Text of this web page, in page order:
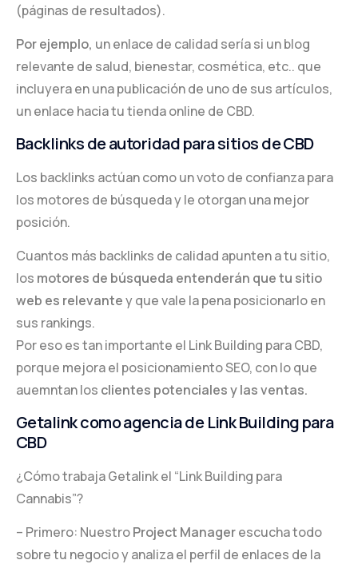
(páginas de resultados).
Por ejemplo, un enlace de calidad sería si un blog
relevante de salud, bienestar, cosmética, etc.. que
incluyera en una publicación de uno de sus artículos,
un enlace hacia tu tienda online de CBD.
Backlinks de autoridad para sitios de CBD
Los backlinks actúan como un voto de confianza para
los motores de búsqueda y le otorgan una mejor
posición.
Cuantos más backlinks de calidad apunten a tu sitio,
los motores de búsqueda entenderán que tu sitio
web es relevantey que vale la pena posicionarlo en
sus rankings.
Por eso es tan importante el Link Building para CBD,
porque mejora el posicionamiento SEO, con lo que
auemntan los clientes potenciales y las ventas.
Getalink como agencia de Link Building para
CBD
¿Cómo trabaja Getalink el “Link Building para
Cannabis”?
– Primero: NuestroProject Managerescucha todo
sobre tu negocio y analiza el perfil de enlaces de la